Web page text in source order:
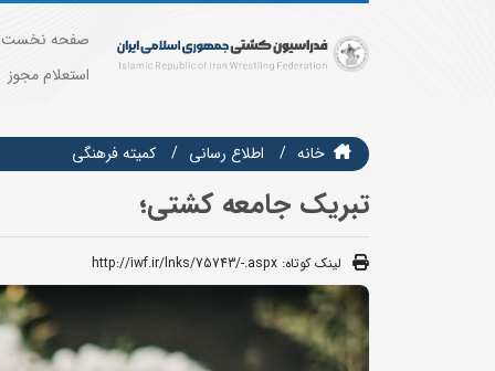
صفحه نخست
استعلام مجوز
خانه اطلاع رسانی كميته فرهنگي
تبریک جامعه کشتی؛
لینک کوتاه: http://iwf.ir/lnks/75743/-.aspx